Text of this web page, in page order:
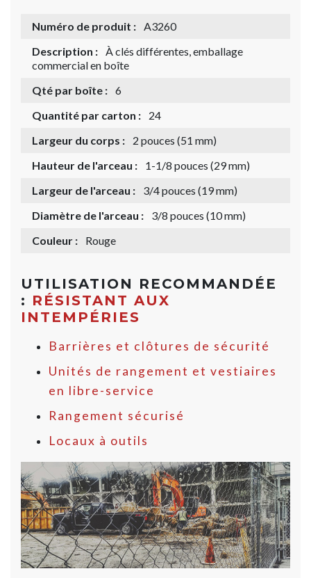
Numéro de produit : A3260
Description : À clés différentes, emballage
commercial en boîte
Qté par boîte : 6
Quantité par carton :
24
Largeur du corps :
2 pouces (51 mm)
Hauteur de l'arceau :
1-1/8 pouces (29 mm)
Largeur de l'arceau :
3/4 pouces (19 mm)
Diamètre de l'arceau :
3/8 pouces (10 mm)
Couleur :
Rouge
UTILISATION RECOMMANDÉE
: RÉSISTANT AUX
INTEMPÉRIES
Barrières et clôtures de sécurité
Unités de rangement et vestiaires
en libre-service
Rangement sécurisé
Locaux à outils